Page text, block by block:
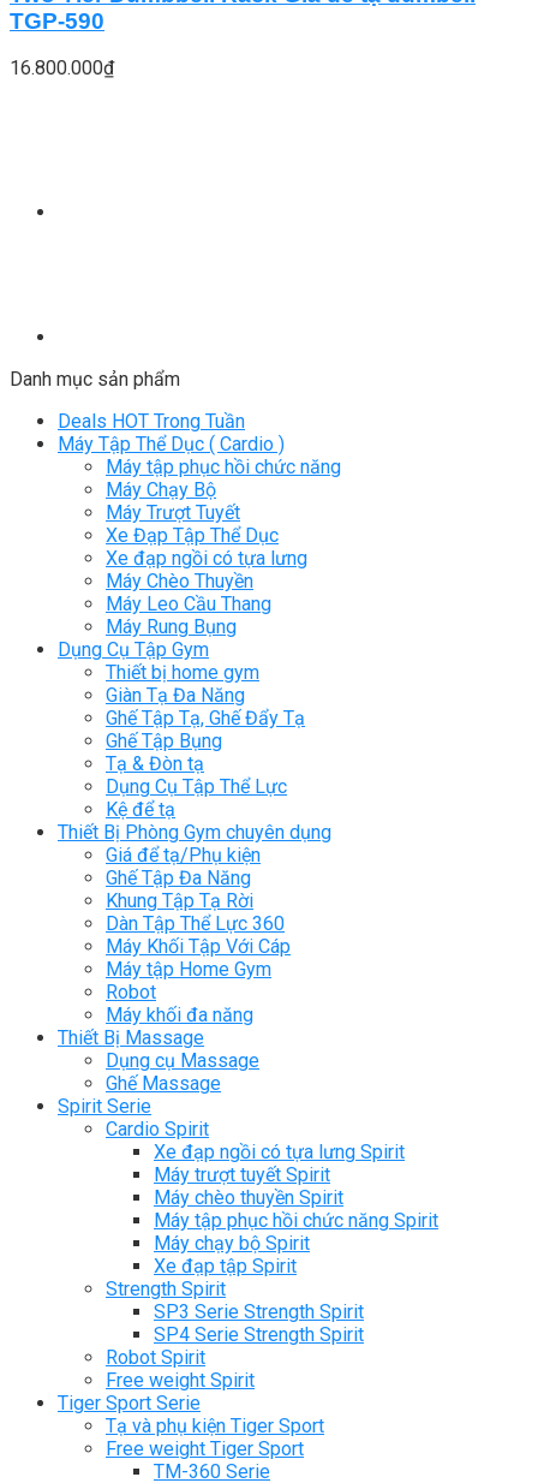
TGP-590
16.800.000₫
Danh mục sản phẩm
Deals HOT Trong Tuần
Máy Tập Thể Dục ( Cardio )
Máy tập phục hồi chức năng
Máy Chạy Bộ
Máy Trượt Tuyết
Xe Đạp Tập Thể Dục
Xe đạp ngồi có tựa lưng
Máy Chèo Thuyền
Máy Leo Cầu Thang
Máy Rung Bụng
Dụng Cụ Tập Gym
Thiết bị home gym
Giàn Tạ Đa Năng
Ghế Tập Tạ, Ghế Đẩy Tạ
Ghế Tập Bụng
Tạ & Đòn tạ
Dụng Cụ Tập Thể Lực
Kệ để tạ
Thiết Bị Phòng Gym chuyên dụng
Giá để tạ/Phụ kiện
Ghế Tập Đa Năng
Khung Tập Tạ Rời
Dàn Tập Thể Lực 360
Máy Khối Tập Với Cáp
Máy tập Home Gym
Robot
Máy khối đa năng
Thiết Bị Massage
Dụng cụ Massage
Ghế Massage
Spirit Serie
Cardio Spirit
Xe đạp ngồi có tựa lưng Spirit
Máy trượt tuyết Spirit
Máy chèo thuyền Spirit
Máy tập phục hồi chức năng Spirit
Máy chạy bộ Spirit
Xe đạp tập Spirit
Strength Spirit
SP3 Serie Strength Spirit
SP4 Serie Strength Spirit
Robot Spirit
Free weight Spirit
Tiger Sport Serie
Tạ và phụ kiện Tiger Sport
Free weight Tiger Sport
TM-360 Serie